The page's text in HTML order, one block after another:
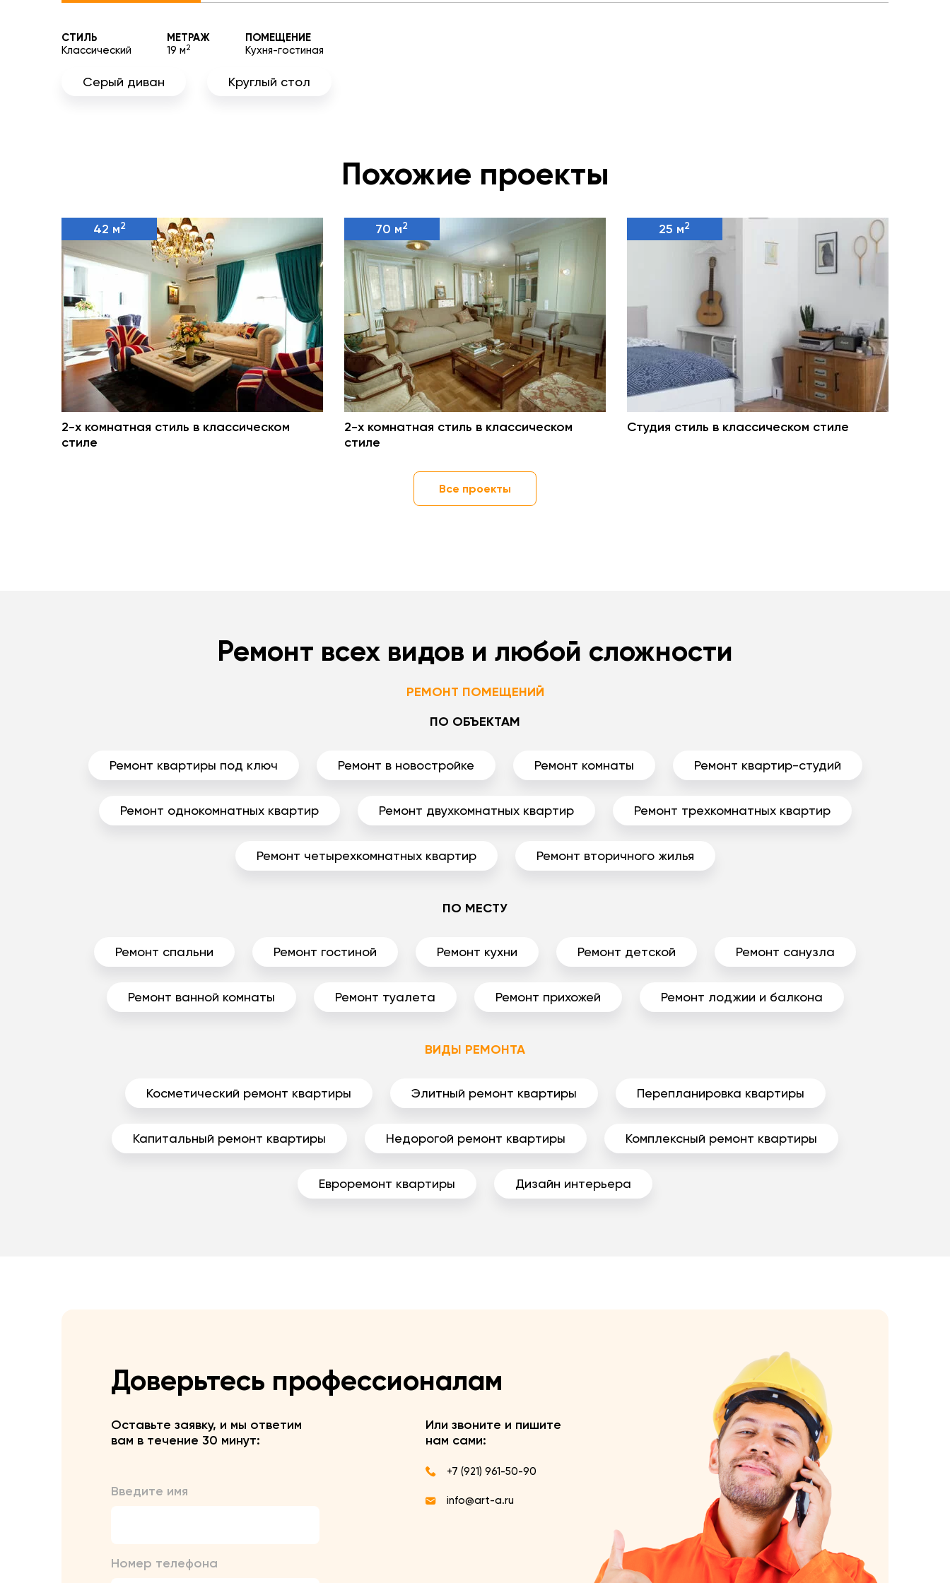
СТИЛЬ
Классический
МЕТРАЖ
19 м2
ПОМЕЩЕНИЕ
Кухня-гостиная
Серый диван Круглый стол
Похожие проекты
42 м2
2-х комнатная стиль в классическом
стиле
70 м2
2-х комнатная стиль в классическом
стиле
25 м2
Студия стиль в классическом стиле
Все проекты
Ремонт всех видов и любой сложности
РЕМОНТ ПОМЕЩЕНИЙ
ПО ОБЪЕКТАМ
Ремонт квартиры под ключ Ремонт в новостройке Ремонт комнаты Ремонт квартир-студий
Ремонт однокомнатных квартир Ремонт двухкомнатных квартир Ремонт трехкомнатных квартир
Ремонт четырехкомнатных квартир Ремонт вторичного жилья
ПО МЕСТУ
Ремонт спальни Ремонт гостиной Ремонт кухни Ремонт детской Ремонт санузла
Ремонт ванной комнаты Ремонт туалета Ремонт прихожей Ремонт лоджии и балкона
ВИДЫ РЕМОНТА
Косметический ремонт квартиры Элитный ремонт квартиры Перепланировка квартиры
Капитальный ремонт квартиры Недорогой ремонт квартиры Комплексный ремонт квартиры
Евроремонт квартиры Дизайн интерьера
Доверьтесь профессионалам
Оставьте заявку, и мы ответим
вам в течение 30 минут:
Введите имя
Номер телефона
Или звоните и пишите
нам сами:
+7 (921) 961-50-90
info@art-a.ru